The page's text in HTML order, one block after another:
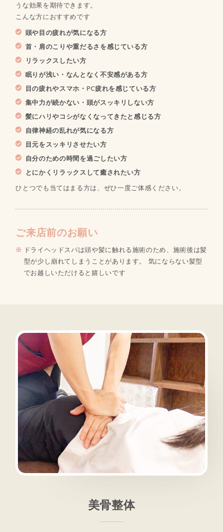
うな効果を期待できます。
こんな方におすすめです
頭や目の疲れが気になる方
首・肩のこりや重だるさを感じている方
リラックスしたい方
眠りが浅い・なんとなく不安感がある方
目の疲れやスマホ・PC疲れを感じている方
集中力が続かない・頭がスッキリしない方
髪にハリやコシがなくなってきたと感じる方
自律神経の乱れが気になる方
目元をスッキリさせたい方
自分のための時間を過ごしたい方
とにかくリラックスして癒されたい方
ひとつでも当てはまる方は、ぜひ一度ご体感ください。
ご来店前のお願い
ドライヘッドスパは頭や髪に触れる施術のため、施術後は髪
型が少し崩れてしまうことがあります。 気にならない髪型
でお越しいただけると嬉しいです
美骨整体